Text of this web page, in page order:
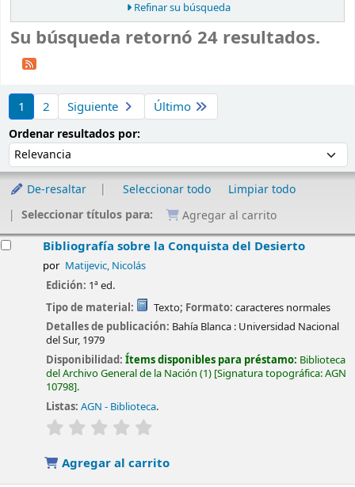
Refinar su búsqueda
Su búsqueda retornó 24 resultados.
1
2 Siguiente Último
Ordenar resultados por:
De-resaltar Seleccionar todo
Limpiar todo
Seleccionar títulos para:
Agregar al carrito
Bibliografía sobre la Conquista del Desierto
por Matijevic, Nicolás
Edición: 1ª ed.
Tipo de material:
Texto; Formato: caracteres normales
Detalles de publicación: Bahía Blanca : Universidad Nacional
del Sur, 1979
Disponibilidad:Ítems disponibles para préstamo: Biblioteca
del Archivo General de la Nación (1) Signatura topográfica:AGN
10798 .
Listas: AGN - Biblioteca.
valoración
Agregar al carrito